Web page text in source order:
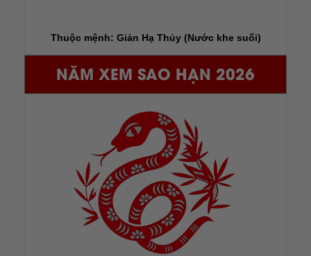
Thuộc mệnh: Giản Hạ Thủy (Nước khe suối)
NĂM XEM SAO HẠN 2026